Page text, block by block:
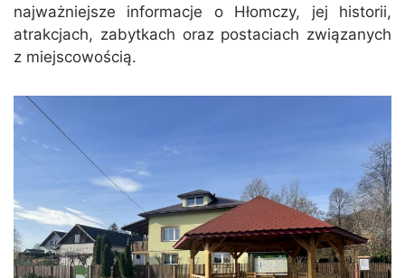
najważniejsze informacje o Hłomczy, jej historii,
atrakcjach, zabytkach oraz postaciach związanych
z miejscowością.